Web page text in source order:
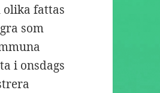
olika fattas
som
i onsdags